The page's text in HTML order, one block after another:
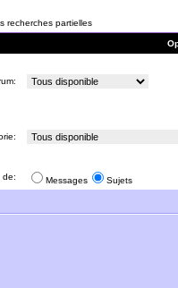
recherches partielles
de: Messages Sujets